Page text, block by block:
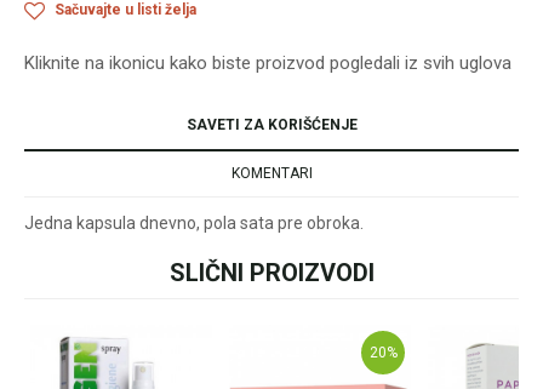
Sačuvajte u listi želja
Kliknite na ikonicu kako biste proizvod pogledali iz svih uglova
customers@oazazdrav
ili pozovite:
+381631105804
Radno vreme
SAVETI ZA KORIŠĆENJE
KOMENTARI
Jedna kapsula dnevno, pola sata pre obroka.
Email
SLIČNI PROIZVODI
20%